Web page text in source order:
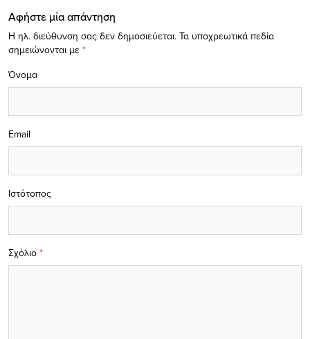
Αφήστε μία απάντηση
Η ηλ. διεύθυνση σας δεν δημοσιεύεται. Τα υποχρεωτικά πεδία
σημειώνονται με *
Σχόλιο *
Όνομα
Email
Ιστότοπος